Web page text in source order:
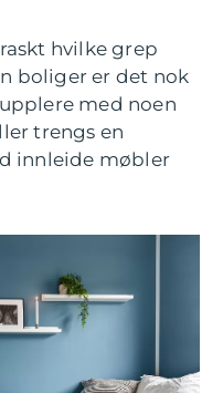
hvilke grep
boliger er det nok
med noen
trengs en
innleide møbler